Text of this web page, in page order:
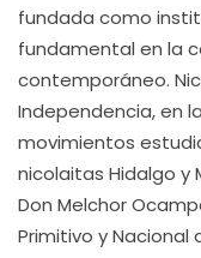
fundada como
fundamental en la
contemporáneo.
Independencia, en
movimientos
nicolaitas Hidalgo y
Don Melchor
Primitivo y Nacional